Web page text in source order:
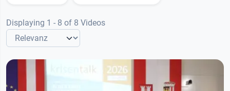
Displaying 1 - 8 of 8 Videos